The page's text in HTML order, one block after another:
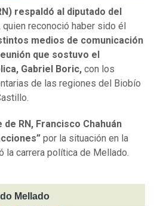
respaldó al diputado del
quien reconoció haber sido él
medios de comunicación
que sostuvo el
Gabriel Boric, con los
de las regiones del Biobío
RN, Francisco Chahuán
por la situación en la
la carrera política de Mellado.
Mellado